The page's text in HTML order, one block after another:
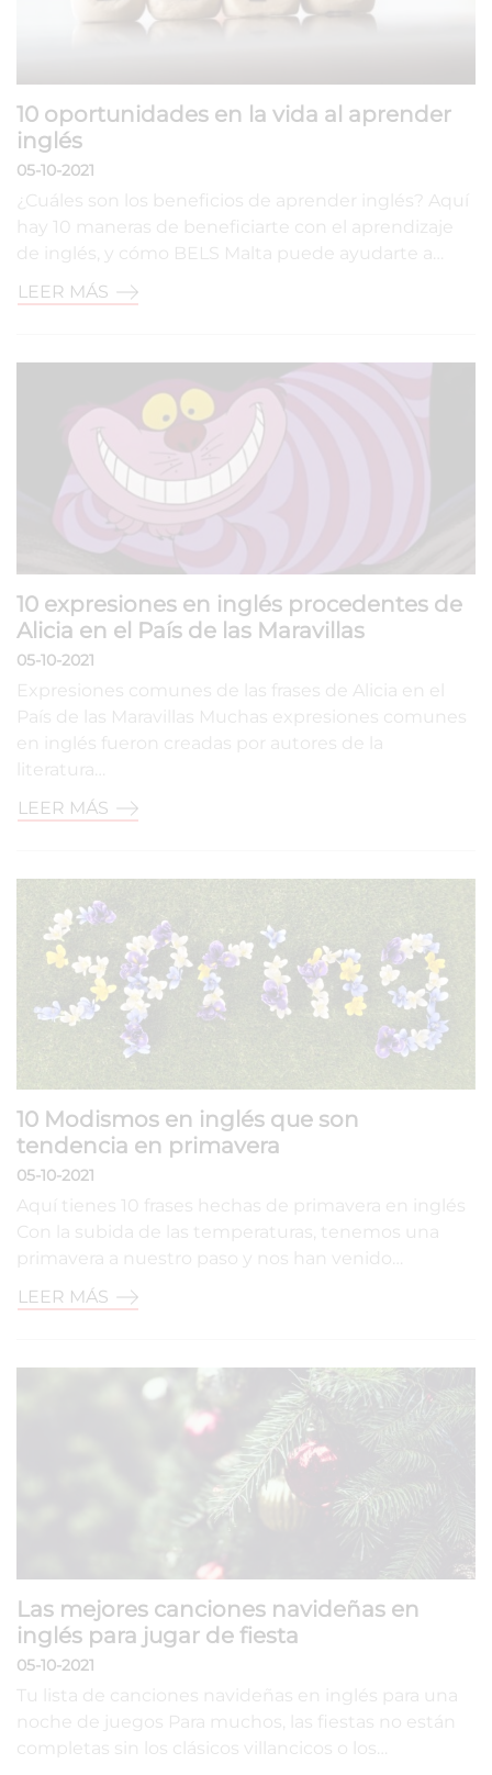
10 oportunidades en la vida al aprender
inglés
05-10-2021
¿Cuáles son los beneficios de aprender inglés? Aquí
hay 10 maneras de beneficiarte con el aprendizaje
de inglés, y cómo BELS Malta puede ayudarte a…
LEER MÁS
10 expresiones en inglés procedentes de
Alicia en el País de las Maravillas
05-10-2021
Expresiones comunes de las frases de Alicia en el
País de las Maravillas Muchas expresiones comunes
en inglés fueron creadas por autores de la
literatura…
LEER MÁS
10 Modismos en inglés que son
tendencia en primavera
05-10-2021
Aquí tienes 10 frases hechas de primavera en inglés
Con la subida de las temperaturas, tenemos una
primavera a nuestro paso y nos han venido…
LEER MÁS
Las mejores canciones navideñas en
inglés para jugar de fiesta
05-10-2021
Tu lista de canciones navideñas en inglés para una
noche de juegos Para muchos, las fiestas no están
completas sin los clásicos villancicos o los…